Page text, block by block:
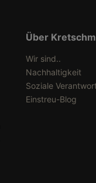
Über
Wir sind..
Nachhaltigkeit
Soziale
Einstreu-Blog